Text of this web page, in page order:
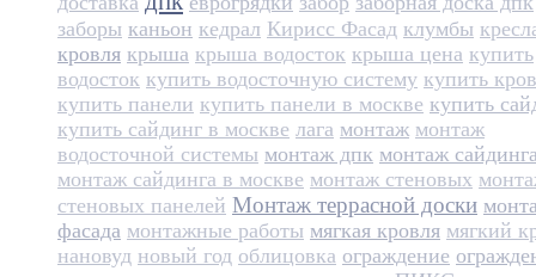
заборы каньон кедрал Кирисс Фасад клумбы
кровля крыша крыша водосток крыша цена купить
водосток купить водосточную систему купить
купить панели купить панели в москве купить
купить сайдинг в москве лага монтаж монтаж
водосточной системы монтаж дпк монтаж
монтаж сайдинга в москве монтаж стеновых
стеновых панелей Монтаж террасной доски
фасада монтажные работы мягкая кровля мягкий
нановуд новый год облицовка ограждение